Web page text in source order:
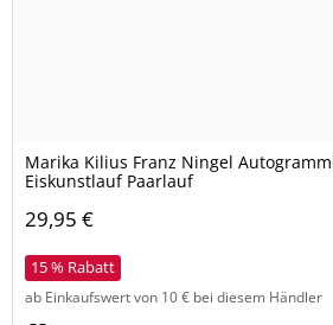
Marika Kilius Franz Ningel
Eiskunstlauf Paarlauf
29,95 €
15 % Rabatt
ab Einkaufswert von 10 € bei diesem Händler